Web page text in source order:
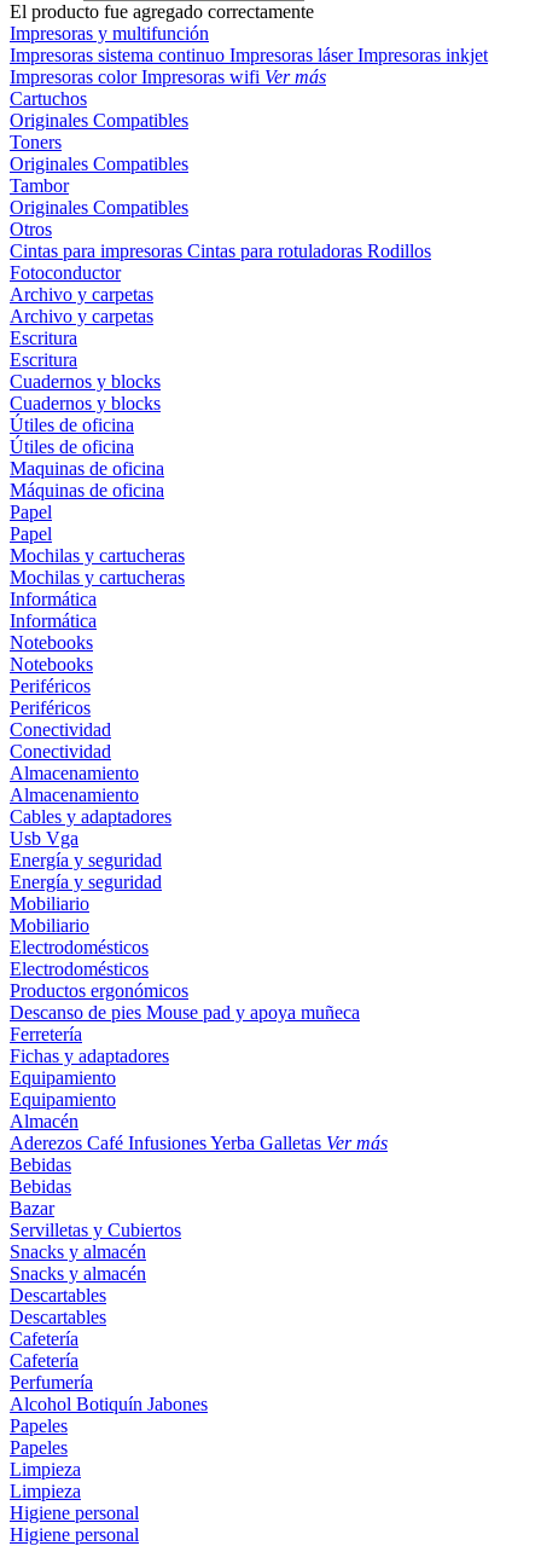
El producto fue agregado correctamente
Impresoras y multifunción
Impresoras sistema continuo Impresoras láserImpresoras inkjet
Impresoras colorImpresoras wifi Ver más
Cartuchos
Originales Compatibles
Toners
Originales Compatibles
Tambor
Originales Compatibles
Otros
Cintas para impresoras Cintas para rotuladoras Rodillos
Fotoconductor
Archivo y carpetas
Archivo y carpetas
Escritura
Escritura
Cuadernos y blocks
Cuadernos y blocks
Útiles de oficina
Útiles de oficina
Maquinas de oficina
Máquinas de oficina
Papel
Papel
Mochilas y cartucheras
Mochilas y cartucheras
Informática
Informática
Notebooks
Notebooks
Periféricos
Periféricos
Conectividad
Conectividad
Almacenamiento
Almacenamiento
Cables y adaptadores
Usb Vga
Energía y seguridad
Energía y seguridad
Mobiliario
Mobiliario
Electrodomésticos
Electrodomésticos
Productos ergonómicos
Descanso de pies Mouse pad y apoya muñeca
Ferretería
Fichas y adaptadores
Equipamiento
Equipamiento
Almacén
Aderezos Café InfusionesYerba Galletas Ver más
Bebidas
Bebidas
Bazar
Servilletas y Cubiertos
Snacks y almacén
Snacks y almacén
Descartables
Descartables
Cafetería
Cafetería
Perfumería
Alcohol Botiquín Jabones
Papeles
Papeles
Limpieza
Limpieza
Higiene personal
Higiene personal